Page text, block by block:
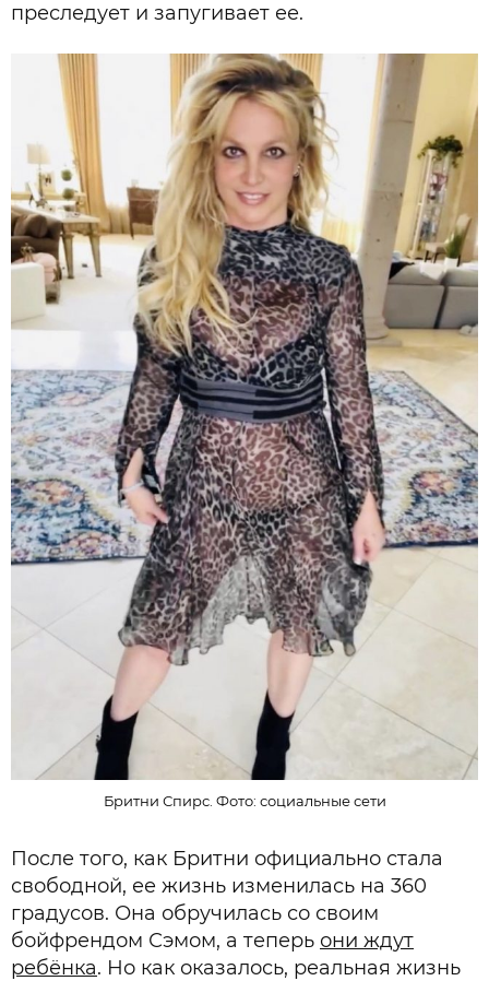
преследует и запугивает ее.
Бритни Спирс. Фото: социальные сети
После того, как Бритни официально стала
свободной, ее жизнь изменилась на 360
градусов. Она обручилась со своим
бойфрендом Сэмом, а теперь они ждут
ребёнка. Но как оказалось, реальная жизнь